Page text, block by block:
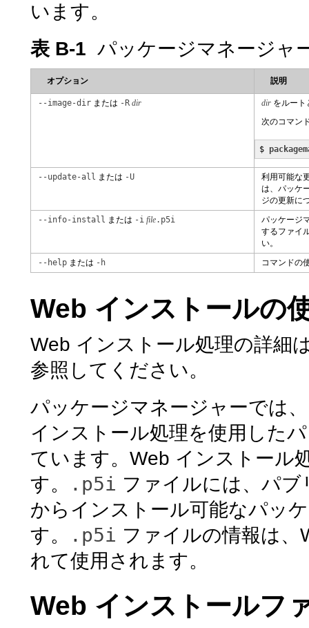
います。
表 B-1 パッケージマネージャ
オプション 説明
--image-dir または -R dir dir をルート
次のコマン
$
--update-all または -U
利用可能な
は、パッケ
ジの更新に
--info-install または -i file.p5i
パッケージ
するファイ
い。
--help または -h コマンドの
Web インストールの
Web インストール処理の詳細
参照してください。
パッケージマネージャーでは
インストール処理を使用した
ています。Web インストール
す。
.p5i ファイルには、パ
からインストール可能なパッ
す。
.p5i ファイルの情報は
れて使用されます。
Web インストールフ